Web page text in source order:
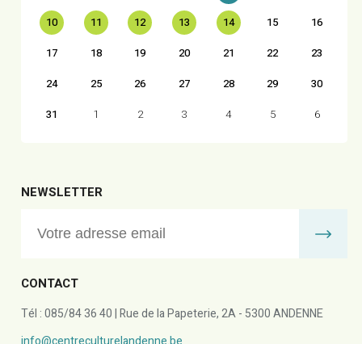
10
11 12 13 14 15
16
17
18 19 20 21 22
23
24
25 26 27 28 29
30
31
1 2 3 4 5 6
NEWSLETTER
CONTACT
Tél : 085/84 36 40 | Rue de la Papeterie, 2A - 5300 ANDENNE